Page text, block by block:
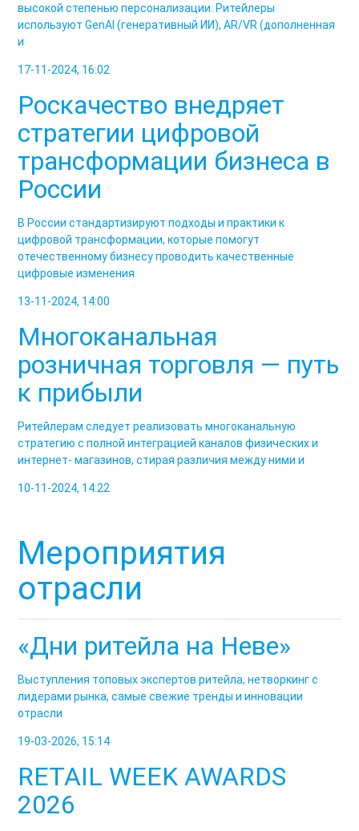
высокой степенью персонализации. Ритейлеры
используют GenAI (генеративный ИИ), AR/VR (дополненная
и
17-11-2024, 16:02
Роскачество внедряет
стратегии цифровой
трансформации бизнеса в
России
В России стандартизируют подходы и практики к
цифровой трансформации, которые помогут
отечественному бизнесу проводить качественные
цифровые изменения
13-11-2024, 14:00
Многоканальная
розничная торговля — путь
к прибыли
Ритейлерам следует реализовать многоканальную
стратегию с полной интеграцией каналов физических и
интернет- магазинов, стирая различия между ними и
10-11-2024, 14:22
Мероприятия
отрасли
«Дни ритейла на Неве»
Выступления топовых экспертов ритейла, нетворкинг с
лидерами рынка, самые свежие тренды и инновации
отрасли
19-03-2026, 15:14
RETAIL WEEK AWARDS
2026